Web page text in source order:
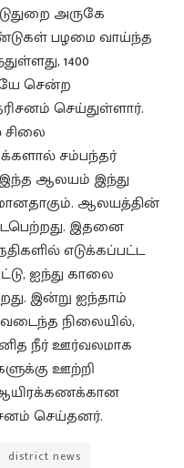
அருகே
பழமை வாய்ந்த
1400
சென்ற
செய்துள்ளார்.
சம்பந்தர்
ஆலயம் இந்து
ஆலயத்தின்
இதனை
எடுக்கப்பட்ட
ஐந்து காலை
இன்று ஐந்தாம்
நிலையில்,
நீர் ஊர்வலமாக
ஊற்றி
ஆயிரக்கணக்கான
செய்தனர்.
district news